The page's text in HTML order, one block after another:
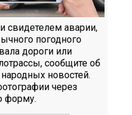
свидетелем аварии,
погодного
дороги или
сообщите об
новостей.
через
форму.